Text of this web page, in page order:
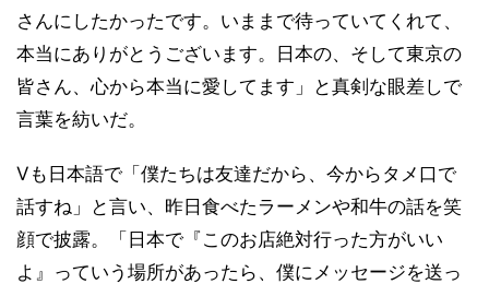
さんにしたかったです。いままで待っていてくれて、
本当にありがとうございます。日本の、そして東京の
皆さん、心から本当に愛してます」と真剣な眼差しで
言葉を紡いだ。
Vも日本語で「僕たちは友達だから、今からタメ口で
話すね」と言い、昨日食べたラーメンや和牛の話を笑
顔で披露。「日本で『このお店絶対行った方がいい
よ』っていう場所があったら、僕にメッセージを送っ